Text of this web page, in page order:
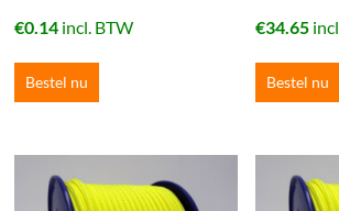
€0.14 incl. BTW
Bestel nu
€34.65
Bestel nu